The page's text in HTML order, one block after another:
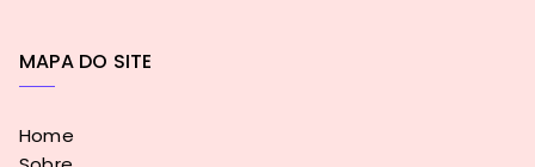
MAPA DO SITE
Home